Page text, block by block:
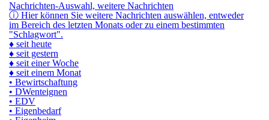
Nachrichten-Auswahl, weitere Nachrichten
ⓘ Hier können Sie weitere Nachrichten auswählen, entweder
im Bereich des letzten Monats oder zu einem bestimmten
"Schlagwort".
♦ seit heute
♦ seit gestern
♦ seit einer Woche
♦ seit einem Monat
• Bewirtschaftung
• DWenteignen
• EDV
• Eigenbedarf